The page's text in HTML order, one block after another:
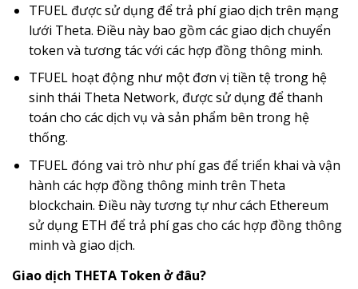
TFUEL được sử dụng để trả phí giao dịch trên mạng
lưới Theta. Điều này bao gồm các giao dịch chuyển
token và tương tác với các hợp đồng thông minh.
TFUEL hoạt động như một đơn vị tiền tệ trong hệ
sinh thái Theta Network, được sử dụng để thanh
toán cho các dịch vụ và sản phẩm bên trong hệ
thống.
TFUEL đóng vai trò như phí gas để triển khai và vận
hành các hợp đồng thông minh trên Theta
blockchain. Điều này tương tự như cách Ethereum
sử dụng ETH để trả phí gas cho các hợp đồng thông
minh và giao dịch.
Giao dịch THETA Token ở đâu?